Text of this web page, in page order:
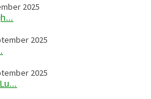
2025
2025
2025